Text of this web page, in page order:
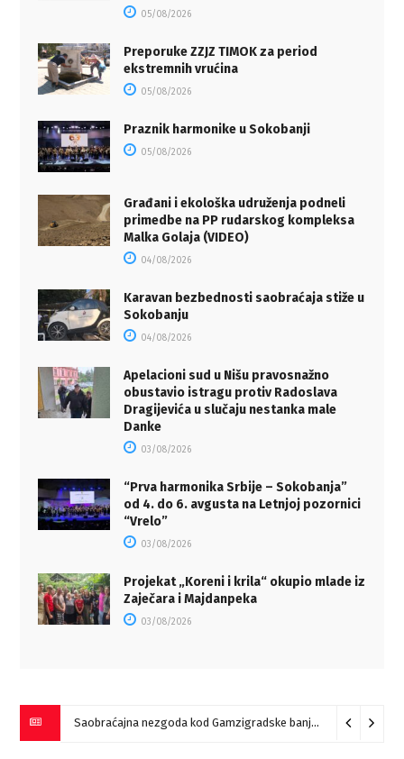
05/08/2026
Preporuke ZZJZ TIMOK za period
ekstremnih vrućina
05/08/2026
Praznik harmonike u Sokobanji
05/08/2026
Građani i ekološka udruženja podneli
primedbe na PP rudarskog kompleksa
Malka Golaja (VIDEO)
04/08/2026
Karavan bezbednosti saobraćaja stiže u
Sokobanju
04/08/2026
Apelacioni sud u Nišu pravosnažno
obustavio istragu protiv Radoslava
Dragijevića u slučaju nestanka male
Danke
03/08/2026
“Prva harmonika Srbije – Sokobanja”
od 4. do 6. avgusta na Letnjoj pozornici
“Vrelo”
03/08/2026
Projekat „Koreni i krila“ okupio mlade iz
Zaječara i Majdanpeka
03/08/2026
Saobraćajna nezgoda kod Gamzigradske banje 05/08/2026